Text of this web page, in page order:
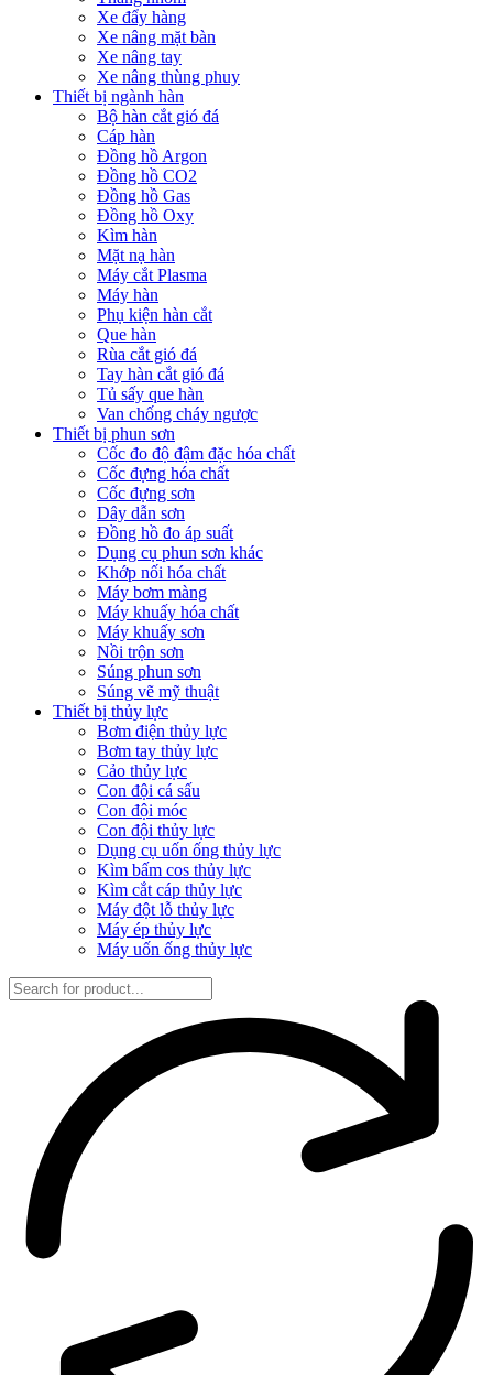
Xe đẩy hàng
Xe nâng mặt bàn
Xe nâng tay
Xe nâng thùng phuy
Thiết bị ngành hàn
Bộ hàn cắt gió đá
Cáp hàn
Đồng hồ Argon
Đồng hồ CO2
Đồng hồ Gas
Đồng hồ Oxy
Kìm hàn
Mặt nạ hàn
Máy cắt Plasma
Máy hàn
Phụ kiện hàn cắt
Que hàn
Rùa cắt gió đá
Tay hàn cắt gió đá
Tủ sấy que hàn
Van chống cháy ngược
Thiết bị phun sơn
Cốc đo độ đậm đặc hóa chất
Cốc đựng hóa chất
Cốc đựng sơn
Dây dẫn sơn
Đồng hồ đo áp suất
Dụng cụ phun sơn khác
Khớp nối hóa chất
Máy bơm màng
Máy khuấy hóa chất
Máy khuấy sơn
Nồi trộn sơn
Súng phun sơn
Súng vẽ mỹ thuật
Thiết bị thủy lực
Bơm điện thủy lực
Bơm tay thủy lực
Cảo thủy lực
Con đội cá sấu
Con đội móc
Con đội thủy lực
Dụng cụ uốn ống thủy lực
Kìm bấm cos thủy lực
Kìm cắt cáp thủy lực
Máy đột lỗ thủy lực
Máy ép thủy lực
Máy uốn ống thủy lực